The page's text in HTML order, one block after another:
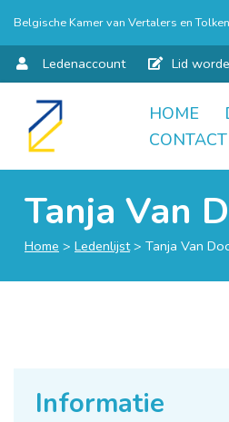
Belgische Kamer van Vertalers en
Ledenaccount Lid
Skip
HOME
CONTACT
Tanja Van
Home > Ledenlijst> Tanja Van
Informatie